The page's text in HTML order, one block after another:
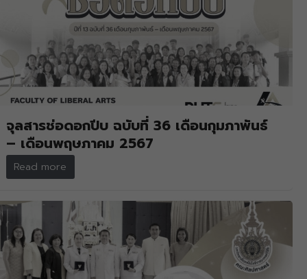
จุลสารช่อดอกปีบ ฉบับที่ 36 เดือนกุมภาพันธ์
– เดือนพฤษภาคม 2567
Read more